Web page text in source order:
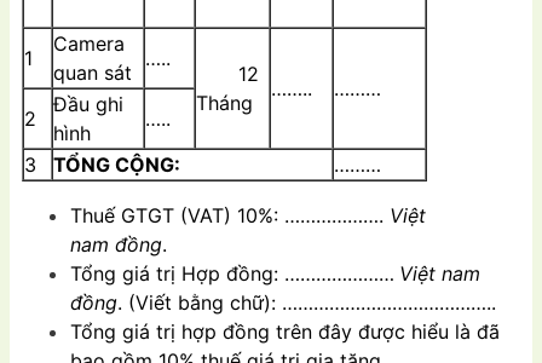
1
Camera
quan sát
…..
12
Tháng
……..
………
2
Đầu ghi
hình
…..
3
TỔNG CỘNG: ………
Thuế GTGT (VAT) 10%: ………………. Việt
nam đồng.
Tổng giá trị Hợp đồng: ………………… Việt nam
đồng. (Viết bằng chữ): …………………………………..
Tổng giá trị hợp đồng trên đây được hiểu là đã